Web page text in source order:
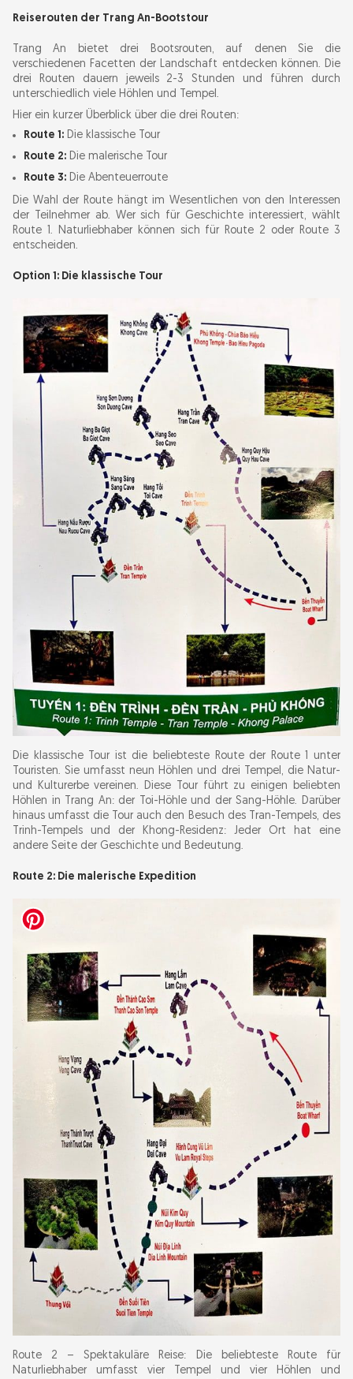
Reiserouten der Trang An-Bootstour
Trang An bietet drei Bootsrouten, auf denen Sie die
verschiedenen Facetten der Landschaft entdecken können. Die
drei Routen dauern jeweils 2-3 Stunden und führen durch
unterschiedlich viele Höhlen und Tempel.
Hier ein kurzer Überblick über die drei Routen:
Route 1: Die klassische Tour
Route 2: Die malerische Tour
Route 3: Die Abenteuerroute
Die Wahl der Route hängt im Wesentlichen von den Interessen
der Teilnehmer ab. Wer sich für Geschichte interessiert, wählt
Route 1. Naturliebhaber können sich für Route 2 oder Route 3
entscheiden.
Option 1: Die klassische Tour
Die klassische Tour ist die beliebteste Route der Route 1 unter
Touristen. Sie umfasst neun Höhlen und drei Tempel, die Natur-
und Kulturerbe vereinen. Diese Tour führt zu einigen beliebten
Höhlen in Trang An: der Toi-Höhle und der Sang-Höhle. Darüber
hinaus umfasst die Tour auch den Besuch des Tran-Tempels, des
Trinh-Tempels und der Khong-Residenz: Jeder Ort hat eine
andere Seite der Geschichte und Bedeutung.
Route 2: Die malerische Expedition
Route 2 – Spektakuläre Reise: Die beliebteste Route für
Naturliebhaber umfasst vier Tempel und vier Höhlen und